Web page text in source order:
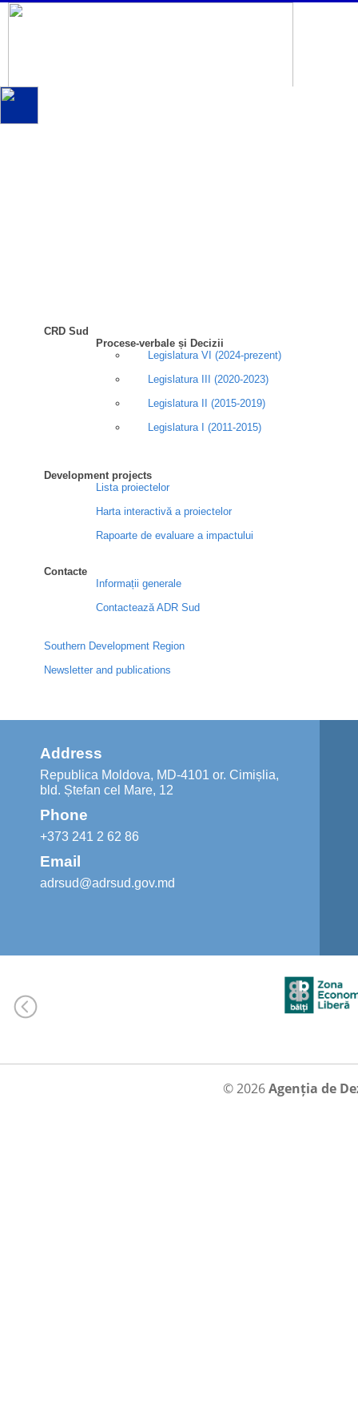
CRD Sud
Procese-verbale și Decizii
Legislatura VI (2024-prezent)
Legislatura III (2020-2023)
Legislatura II (2015-2019)
Legislatura I (2011-2015)
Development projects
Lista proiectelor
Harta interactivă a proiectelor
Rapoarte de evaluare a impactului
Contacte
Informații generale
Contactează ADR Sud
Southern Development Region
Newsletter and publications
Address
Republica Moldova, MD-4101 or. Cimișlia,
bld. Ștefan cel Mare, 12
Phone
+373 241 2 62 86
Email
adrsud@adrsud.gov.md
© 2026Agenția de